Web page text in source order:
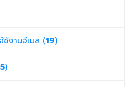
ช้งานอีเมล (19)
5)